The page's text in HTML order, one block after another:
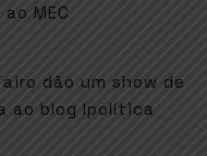
MEC
dão um show de
ao blog Ipolítica